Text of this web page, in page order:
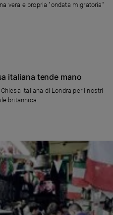
vera e propria "ondata migratoria"
italiana tende mano
italiana di Londra per i nostri
britannica.